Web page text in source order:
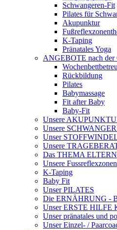
Schwangeren-Fit
Pilates für
Akupunktur
K-Taping
Pränatales Yoga
ANGEBOTE nach
Rückbildung
Pilates
Babymassage
Fit after Baby
Baby-Fit
Unsere
Unsere
Unser
Unsere
Das THEMA
Unsere
K-Taping
Baby Fit
Unser PILATES
Die ERNÄHRUNG -
Unser ERSTE HILFE
Unser pränatales und
Unser Einzel- /